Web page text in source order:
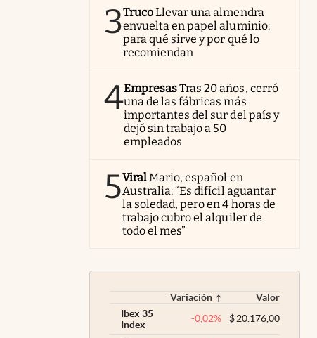
3TrucoLlevar una almendra
envuelta en papel aluminio:
para qué sirve y por qué lo
recomiendan
4EmpresasTras 20 años, cerró
una de las fábricas más
importantes del sur del país y
dejó sin trabajo a 50
empleados
5ViralMario, español en
Australia: “Es difícil aguantar
la soledad, pero en 4 horas de
trabajo cubro el alquiler de
todo el mes”
Variación
Valor
Ibex 35
Index
-0,02% $20.176,00